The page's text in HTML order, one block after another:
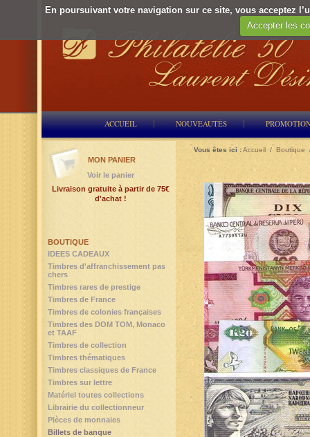
En poursuivant votre navigation sur ce site, vous acceptez
Accepter les
ACCUEIL NOUVEAUTÉS
Vous êtes ici :Accueil / Boutique
BOUTIQUE
IDEES CADEAUX
Timbres d'affranchissement pas
chers
Timbres rares de prestige
Timbres de France
Timbres de colonies françaises
Timbres des DOM TOM, Monaco
et TAAF
Timbres de collection
Timbres thématiques
Timbres classiques de France
Timbres sur lettre
Matériel toutes collections
Librairie du collectionneur
Pièces de monnaies
Billets de banque
MON PANIER
Voir le panier
Livraison gratuite à partir de 75€
d'achat !